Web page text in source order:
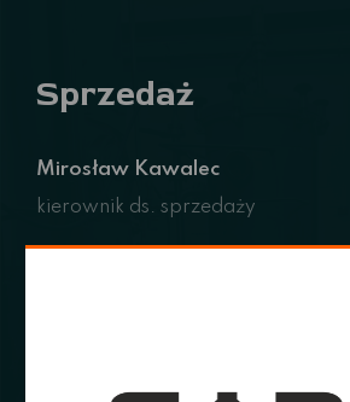
Sprzedaż
Mirosław Kawalec
kierownik ds. sprzedaży